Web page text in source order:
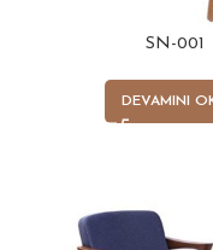
SN-001
DEVAMINI